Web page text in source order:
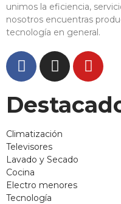
unimos la eficiencia,
nosotros encuentras
tecnología en general.
Climatización
Televisores
Lavado y Secado
Cocina
Electro menores
Tecnología